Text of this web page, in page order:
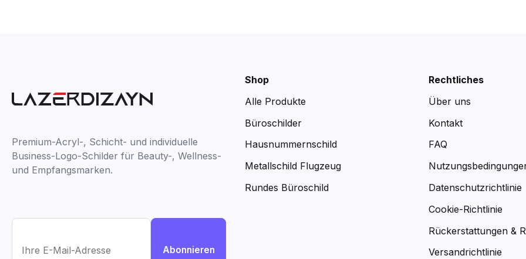
Premium-Acryl-, Schicht- und individuelle
Business-Logo-Schilder für Beauty-, Wellness-
und Empfangsmarken.
Abonnieren
Shop
Alle Produkte
Büroschilder
Hausnummernschild
Metallschild Flugzeug
Rundes Büroschild
Rechtliches
Über uns
Kontakt
FAQ
Datenschutzrichtlinie
Cookie-Richtlinie
Rückerstattungen &
Versandrichtlinie